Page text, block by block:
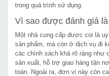
trong quá trình sử dụng.
Vì sao được đánh giá
Một nhà cung cấp được coi là
sản phẩm, mà còn ở dịch vụ đi
các chính sách khá rõ ràng như
sản xuất, hỗ trợ giao hàng tận
toán. Ngoài ra, đơn vị này còn